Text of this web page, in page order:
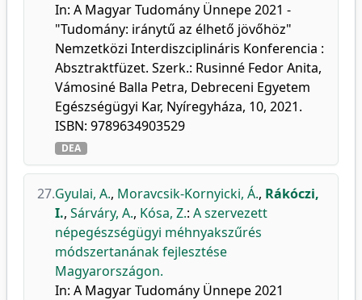
In: A Magyar Tudomány Ünnepe 2021 -
"Tudomány: iránytű az élhető jövőhöz"
Nemzetközi Interdiszciplináris Konferencia :
Absztraktfüzet. Szerk.: Rusinné Fedor Anita,
Vámosiné Balla Petra, Debreceni Egyetem
Egészségügyi Kar, Nyíregyháza, 10, 2021.
ISBN: 9789634903529
DEA
27.Gyulai, A., Moravcsik-Kornyicki, Á., Rákóczi,
I., Sárváry, A., Kósa, Z.: A szervezett
népegészségügyi méhnyakszűrés
módszertanának fejlesztése
Magyarországon.
In: A Magyar Tudomány Ünnepe 2021